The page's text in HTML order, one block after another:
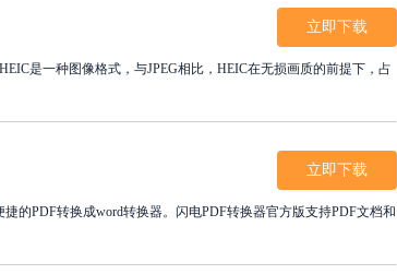
是一种图像格式，与JPEG相比，HEIC在无损画质的前提下，占
立即下载
的PDF转换成word转换器。闪电PDF转换器官方版支持PDF文档和
立即下载